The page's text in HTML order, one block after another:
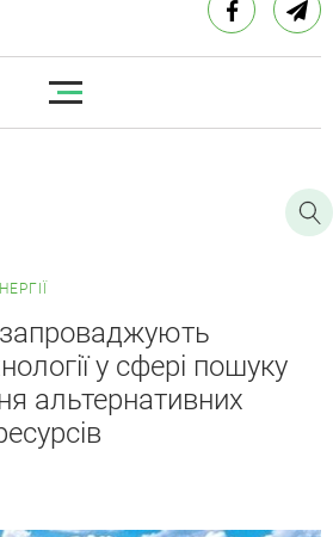
у сфері пошуку
альтернативних